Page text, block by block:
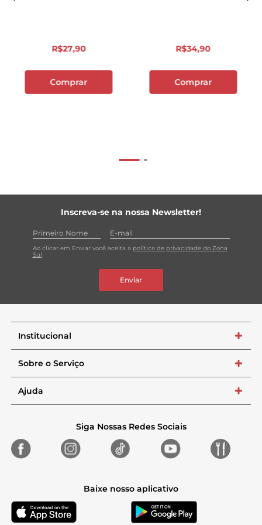
R$27,90
Comprar
R$34,90
Comprar
Inscreva-se na nossa Newsletter!
Ao clicar em Enviar você aceita a política de privacidade do Zona
Sul
Enviar
Institucional +
Sobre o Serviço +
Ajuda +
Siga Nossas Redes Sociais
Baixe nosso aplicativo